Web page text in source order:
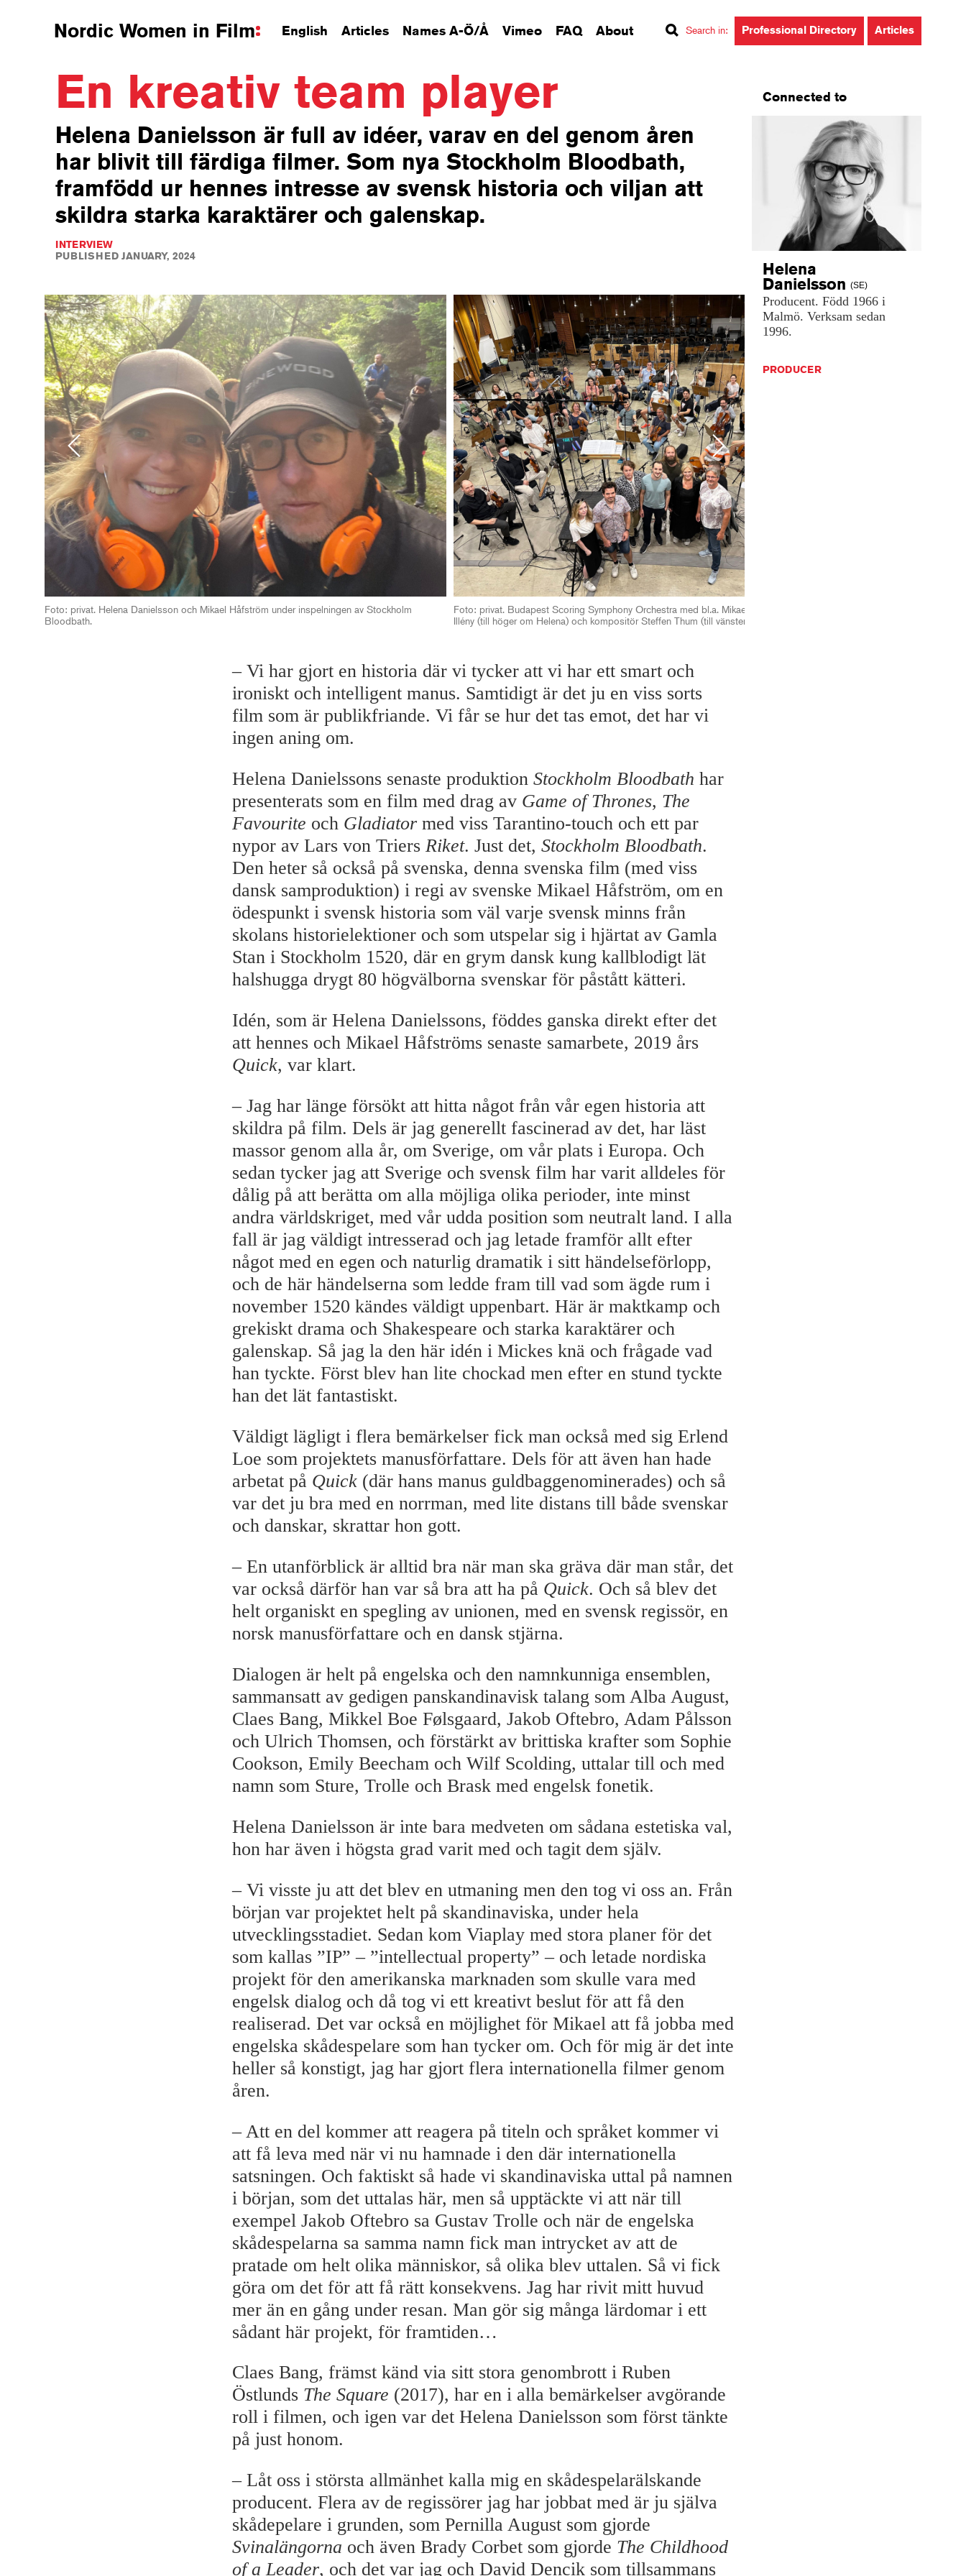
Nordic Women in Film English Articles Names A-Ö/Å Vimeo FAQ About Search in: Professional Directory Articles
En kreativ team player
Helena Danielsson är full av idéer, varav en del genom åren
har blivit till färdiga filmer. Som nya Stockholm Bloodbath,
framfödd ur hennes intresse av svensk historia och viljan att
skildra starka karaktärer och galenskap.
INTERVIEW
PUBLISHED JANUARY, 2024
Previous
Foto: privat. Helena Danielsson och Mikael Håfström under inspelningen av Stockholm
Bloodbath.
Foto: privat. Budapest Scoring Symphony Orchestra med bl.a. Mikael Håfström, dirigent Péter
Illény (till höger om Helena) och kompositör Steffen Thum (till vänster om Helena).
Next
– Vi har gjort en historia där vi tycker att vi har ett smart och
ironiskt och intelligent manus. Samtidigt är det ju en viss sorts
film som är publikfriande. Vi får se hur det tas emot, det har vi
ingen aning om.
Helena Danielssons senaste produktion Stockholm Bloodbath har
presenterats som en film med drag av Game of Thrones, The
Favourite och Gladiator med viss Tarantino-touch och ett par
nypor av Lars von Triers Riket. Just det, Stockholm Bloodbath.
Den heter så också på svenska, denna svenska film (med viss
dansk samproduktion) i regi av svenske Mikael Håfström, om en
ödespunkt i svensk historia som väl varje svensk minns från
skolans historielektioner och som utspelar sig i hjärtat av Gamla
Stan i Stockholm 1520, där en grym dansk kung kallblodigt lät
halshugga drygt 80 högvälborna svenskar för påstått kätteri.
Idén, som är Helena Danielssons, föddes ganska direkt efter det
att hennes och Mikael Håfströms senaste samarbete, 2019 års
Quick, var klart.
– Jag har länge försökt att hitta något från vår egen historia att
skildra på film. Dels är jag generellt fascinerad av det, har läst
massor genom alla år, om Sverige, om vår plats i Europa. Och
sedan tycker jag att Sverige och svensk film har varit alldeles för
dålig på att berätta om alla möjliga olika perioder, inte minst
andra världskriget, med vår udda position som neutralt land. I alla
fall är jag väldigt intresserad och jag letade framför allt efter
något med en egen och naturlig dramatik i sitt händelseförlopp,
och de här händelserna som ledde fram till vad som ägde rum i
november 1520 kändes väldigt uppenbart. Här är maktkamp och
grekiskt drama och Shakespeare och starka karaktärer och
galenskap. Så jag la den här idén i Mickes knä och frågade vad
han tyckte. Först blev han lite chockad men efter en stund tyckte
han det lät fantastiskt.
Väldigt lägligt i flera bemärkelser fick man också med sig Erlend
Loe som projektets manusförfattare. Dels för att även han hade
arbetat på Quick (där hans manus guldbaggenominerades) och så
var det ju bra med en norrman, med lite distans till både svenskar
och danskar, skrattar hon gott.
– En utanförblick är alltid bra när man ska gräva där man står, det
var också därför han var så bra att ha på Quick. Och så blev det
helt organiskt en spegling av unionen, med en svensk regissör, en
norsk manusförfattare och en dansk stjärna.
Dialogen är helt på engelska och den namnkunniga ensemblen,
sammansatt av gedigen panskandinavisk talang som Alba August,
Claes Bang, Mikkel Boe Følsgaard, Jakob Oftebro, Adam Pålsson
och Ulrich Thomsen, och förstärkt av brittiska krafter som Sophie
Cookson, Emily Beecham och Wilf Scolding, uttalar till och med
namn som Sture, Trolle och Brask med engelsk fonetik.
Helena Danielsson är inte bara medveten om sådana estetiska val,
hon har även i högsta grad varit med och tagit dem själv.
– Vi visste ju att det blev en utmaning men den tog vi oss an. Från
början var projektet helt på skandinaviska, under hela
utvecklingsstadiet. Sedan kom Viaplay med stora planer för det
som kallas ”IP” – ”intellectual property” – och letade nordiska
projekt för den amerikanska marknaden som skulle vara med
engelsk dialog och då tog vi ett kreativt beslut för att få den
realiserad. Det var också en möjlighet för Mikael att få jobba med
engelska skådespelare som han tycker om. Och för mig är det inte
heller så konstigt, jag har gjort flera internationella filmer genom
åren.
– Att en del kommer att reagera på titeln och språket kommer vi
att få leva med när vi nu hamnade i den där internationella
satsningen. Och faktiskt så hade vi skandinaviska uttal på namnen
i början, som det uttalas här, men så upptäckte vi att när till
exempel Jakob Oftebro sa Gustav Trolle och när de engelska
skådespelarna sa samma namn fick man intrycket av att de
pratade om helt olika människor, så olika blev uttalen. Så vi fick
göra om det för att få rätt konsekvens. Jag har rivit mitt huvud
mer än en gång under resan. Man gör sig många lärdomar i ett
sådant här projekt, för framtiden…
Claes Bang, främst känd via sitt stora genombrott i Ruben
Östlunds The Square (2017), har en i alla bemärkelser avgörande
roll i filmen, och igen var det Helena Danielsson som först tänkte
på just honom.
– Låt oss i största allmänhet kalla mig en skådespelarälskande
producent. Flera av de regissörer jag har jobbat med är ju själva
skådepelare i grunden, som Pernilla August som gjorde
Svinalängorna och även Brady Corbet som gjorde The Childhood
of a Leader, och det var jag och David Dencik som tillsammans
Connected to
Helena
Danielsson (SE)
Producent. Född 1966 i
Malmö. Verksam sedan
1996.
PRODUCER